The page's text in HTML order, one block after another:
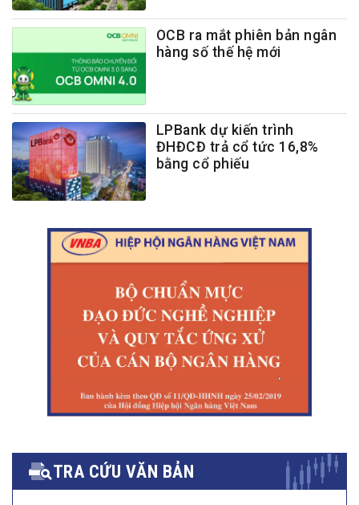
OCB ra mắt phiên bản ngân
hàng số thế hệ mới
LPBank dự kiến trình
ĐHĐCĐ trả cổ tức 16,8%
bằng cổ phiếu
TRA CỨU VĂN BẢN